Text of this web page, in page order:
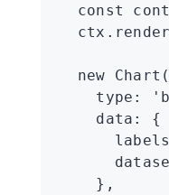
  const
  ctx
.render
  new
Chart
    type
:
    data
:
{
      labels
    }
,